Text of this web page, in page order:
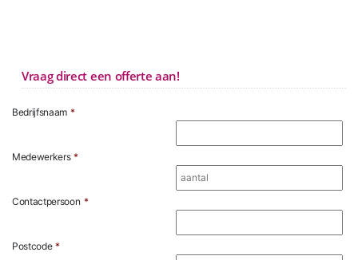
Vraag direct een offerte aan!
Bedrijfsnaam *
Medewerkers *
Contactpersoon *
Postcode *